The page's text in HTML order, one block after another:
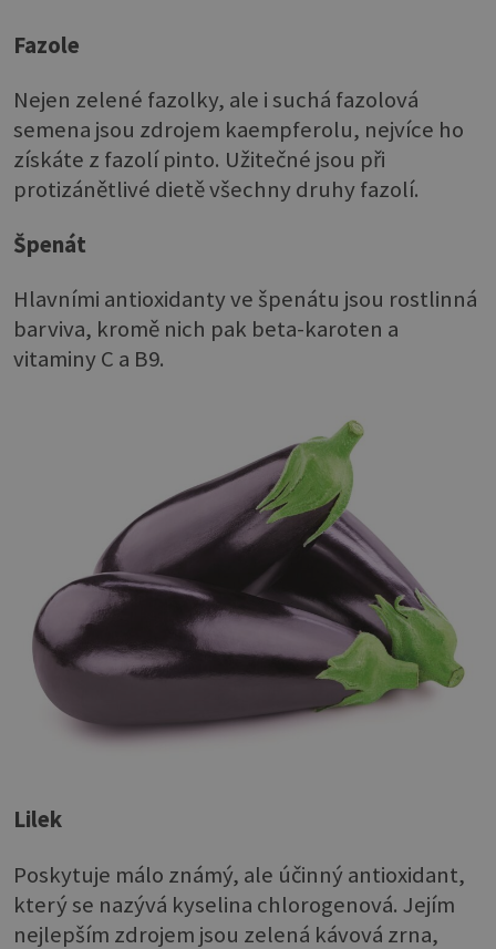
Fazole
Nejen zelené fazolky, ale i suchá fazolová
semena jsou zdrojem kaempferolu, nejvíce ho
získáte z fazolí pinto. Užitečné jsou při
protizánětlivé dietě všechny druhy fazolí.
Špenát
Hlavními antioxidanty ve špenátu jsou rostlinná
barviva, kromě nich pak beta-karoten a
vitaminy C a B9.
Lilek
Poskytuje málo známý, ale účinný antioxidant,
který se nazývá kyselina chlorogenová. Jejím
nejlepším zdrojem jsou zelená kávová zrna,